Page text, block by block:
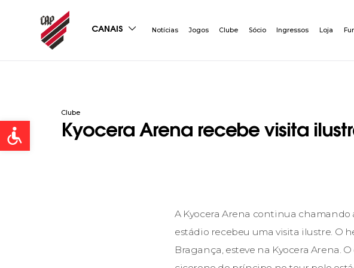
Open toolbar
CANAIS Notícias Jogos Clube Sócio Ingressos Loja
Clube
Kyocera Arena recebe visita
A Kyocera Arena continua
estádio recebeu uma visita ilustre. O
Bragança, esteve na Kyocera Arena.